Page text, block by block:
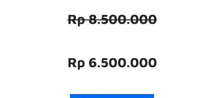
Rp 8.500.000
Rp 6.500.000